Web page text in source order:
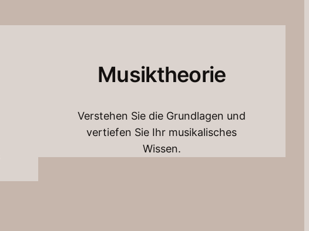
Musiktheorie
Verstehen Sie die Grundlagen und
vertiefen Sie Ihr musikalisches
Wissen.